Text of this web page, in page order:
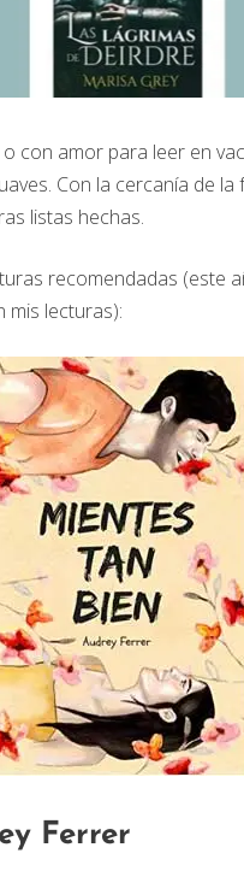
con amor para leer en
Con la cercanía de
listas hechas.
recomendadas (este
mis lecturas):
Ferrer